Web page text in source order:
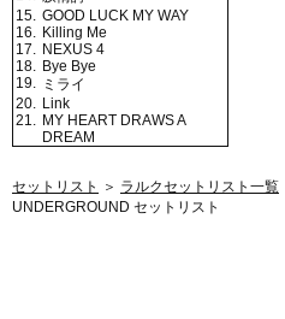
15. GOOD LUCK MY WAY
16. Killing Me
17. NEXUS 4
18. Bye Bye
19. ミライ
20. Link
21. MY HEART DRAWS A
DREAM
セットリスト ＞ ラルクセットリスト一覧
UNDERGROUND セットリスト